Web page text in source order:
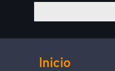
Inicio